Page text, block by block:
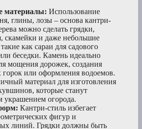
материалы: Использование
глины, лозы – основа кантри-
можно сделать грядки,
скамейки и даже небольшие
как сараи для садового
беседки. Камень идеально
мощения дорожек, создания
горок или оформления водоемов.
материал для изготовления
которые станут
украшением огорода.
Кантри-стиль избегает
фигур и
линий. Грядки должны быть